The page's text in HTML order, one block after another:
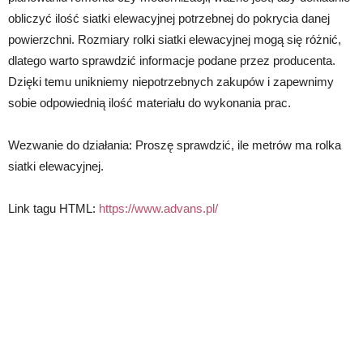
obliczyć ilość siatki elewacyjnej potrzebnej do pokrycia danej
powierzchni. Rozmiary rolki siatki elewacyjnej mogą się różnić,
dlatego warto sprawdzić informacje podane przez producenta.
Dzięki temu unikniemy niepotrzebnych zakupów i zapewnimy
sobie odpowiednią ilość materiału do wykonania prac.
Wezwanie do działania: Proszę sprawdzić, ile metrów ma rolka
siatki elewacyjnej.
Link tagu HTML: https://www.advans.pl/